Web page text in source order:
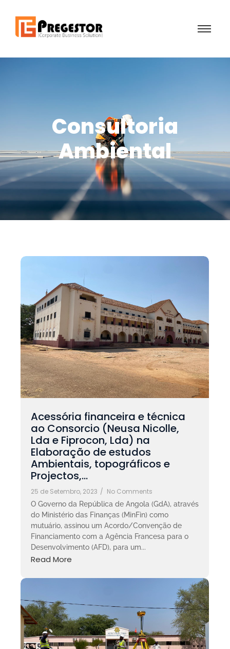
Consultoria
Ambiental
Acessória financeira e técnica
ao Consorcio (Neusa Nicolle,
Lda e Fiprocon, Lda) na
Elaboração de estudos
Ambientais, topográficos e
Projectos,…
25 de Setembro, 2023 / No Comments
O Governo da República de Angola (GdA), através
do Ministério das Finanças (MinFin) como
mutuário, assinou um Acordo/Convenção de
Financiamento com a Agência Francesa para o
Desenvolvimento (AFD), para um...
Read More